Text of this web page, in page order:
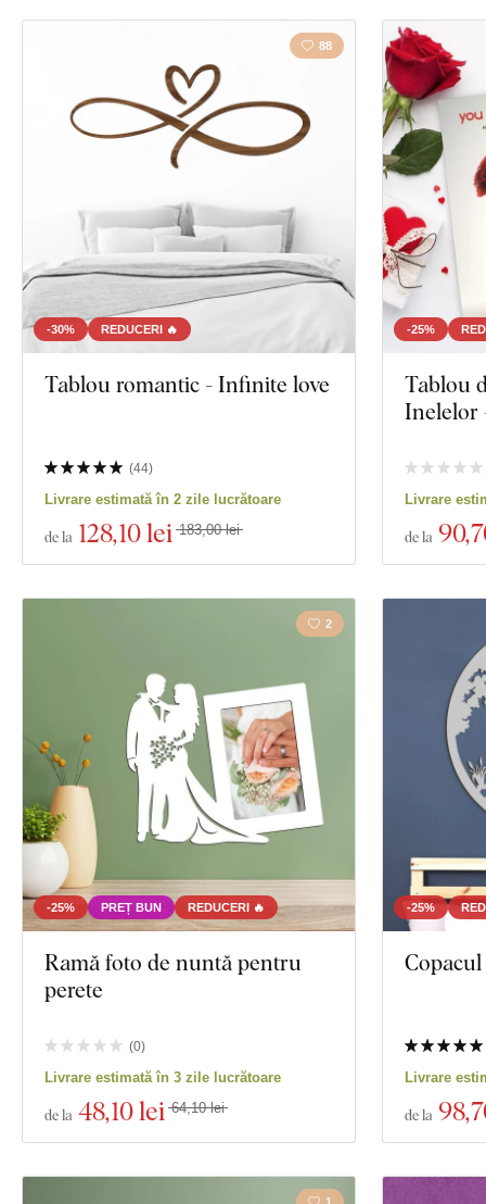
-30% REDUCERI 🔥
88
Tablou romantic - Infinite love
(44)
Livrare estimată în 2 zile lucrătoare
de la 128,10 lei 183,00 lei
-25%
Tablou
Inelelor
Livrare
de la 90
-25% PREȚ BUN REDUCERI 🔥
2
Ramă foto de nuntă pentru
perete
(0)
Livrare estimată în 3 zile lucrătoare
de la 48,10 lei 64,10 lei
-25%
Livrare
de la 98